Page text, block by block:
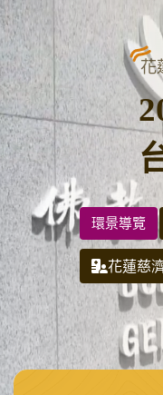
花
環景導覽
花蓮慈